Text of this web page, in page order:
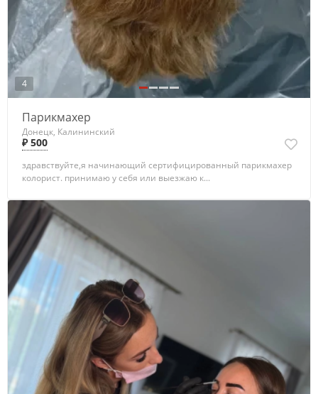
4
Парикмахер
Донецк, Калининский
₽ 500
здравствуйте,я начинающий сертифицированный парикмахер
колорист. принимаю у себя или выезжаю к...